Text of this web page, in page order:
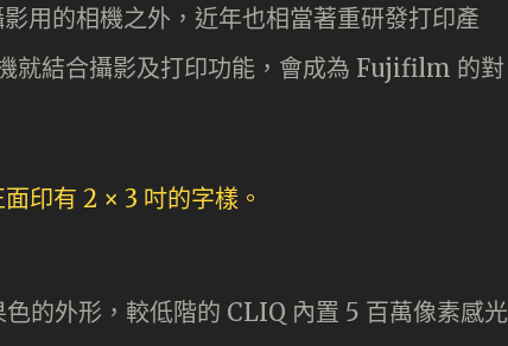
用的相機之外，近年也相當著重研發打印產
就結合攝影及打印功能，會成為 Fujifilm 的對
的外形，較低階的 CLIQ 內置 5 百萬像素感光